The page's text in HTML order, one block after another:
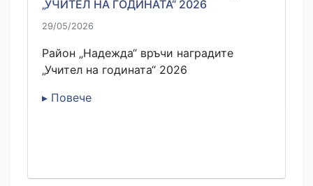
„УЧИТЕЛ НА ГОДИНАТА“ 2026
29/05/2026
Район „Надежда“ връчи наградите
„Учител на годината“ 2026
▸ Повече